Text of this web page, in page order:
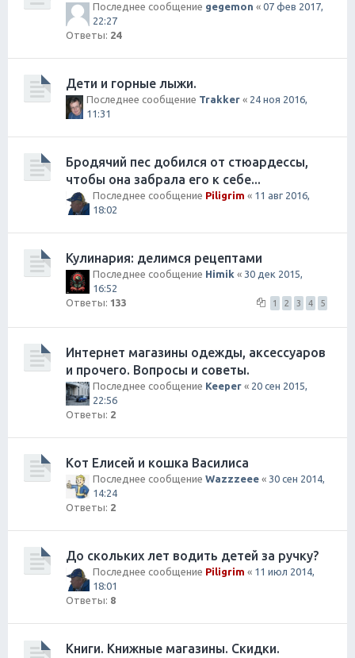
Последнее сообщение gegemon « 07 фев 2017,
22:27
Ответы: 24
Дети и горные лыжи.
Последнее сообщение Trakker « 24 ноя 2016,
11:31
Бродячий пес добился от стюардессы,
чтобы она забрала его к себе...
Последнее сообщение Piligrim « 11 авг 2016,
18:02
Кулинария: делимся рецептами
Последнее сообщение Himik « 30 дек 2015,
16:52
Ответы: 133 1 2 3 4 5
Интернет магазины одежды, аксессуаров
и прочего. Вопросы и советы.
Последнее сообщение Keeper « 20 сен 2015,
22:56
Ответы: 2
Кот Елисей и кошка Василиса
Последнее сообщение Wazzzeee « 30 сен 2014,
14:24
Ответы: 2
До скольких лет водить детей за ручку?
Последнее сообщение Piligrim « 11 июл 2014,
18:01
Ответы: 8
Книги. Книжные магазины. Скидки.